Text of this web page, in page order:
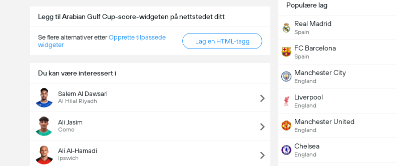
Legg til Arabian Gulf Cup-score-widgeten på nettstedet ditt
Se flere alternativer etterOpprette tilpassede
widgeter
Lag en HTML-tagg
Du kan være interessert i
Salem Al Dawsari
Al Hilal Riyadh
Ali Jasim
Como
Ali Al-Hamadi
Ipswich
Populære lag
Real Madrid
Spain
FC Barcelona
Spain
Manchester City
England
Liverpool
England
Manchester United
England
Chelsea
England